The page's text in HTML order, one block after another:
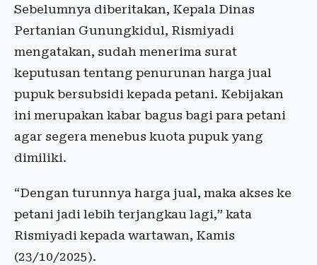
Sebelumnya diberitakan, Kepala Dinas
Pertanian Gunungkidul, Rismiyadi
mengatakan, sudah menerima surat
keputusan tentang penurunan harga jual
pupuk bersubsidi kepada petani. Kebijakan
ini merupakan kabar bagus bagi para petani
agar segera menebus kuota pupuk yang
dimiliki.
“Dengan turunnya harga jual, maka akses ke
petani jadi lebih terjangkau lagi,” kata
Rismiyadi kepada wartawan, Kamis
(23/10/2025).